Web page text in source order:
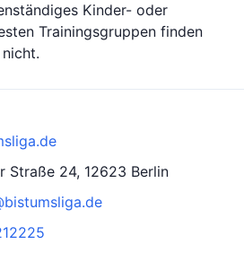
Kinder- oder
Trainingsgruppen finden
Straße 24, 12623 Berlin